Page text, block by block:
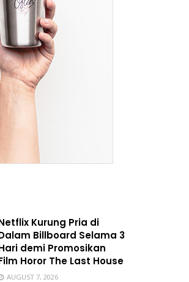
Kurung Pria di
Billboard Selama 3
demi Promosikan
Horor The Last House
AUGUST 7, 2026